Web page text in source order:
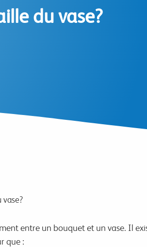
du vase?
entre un bouquet et un vase. Il
que :